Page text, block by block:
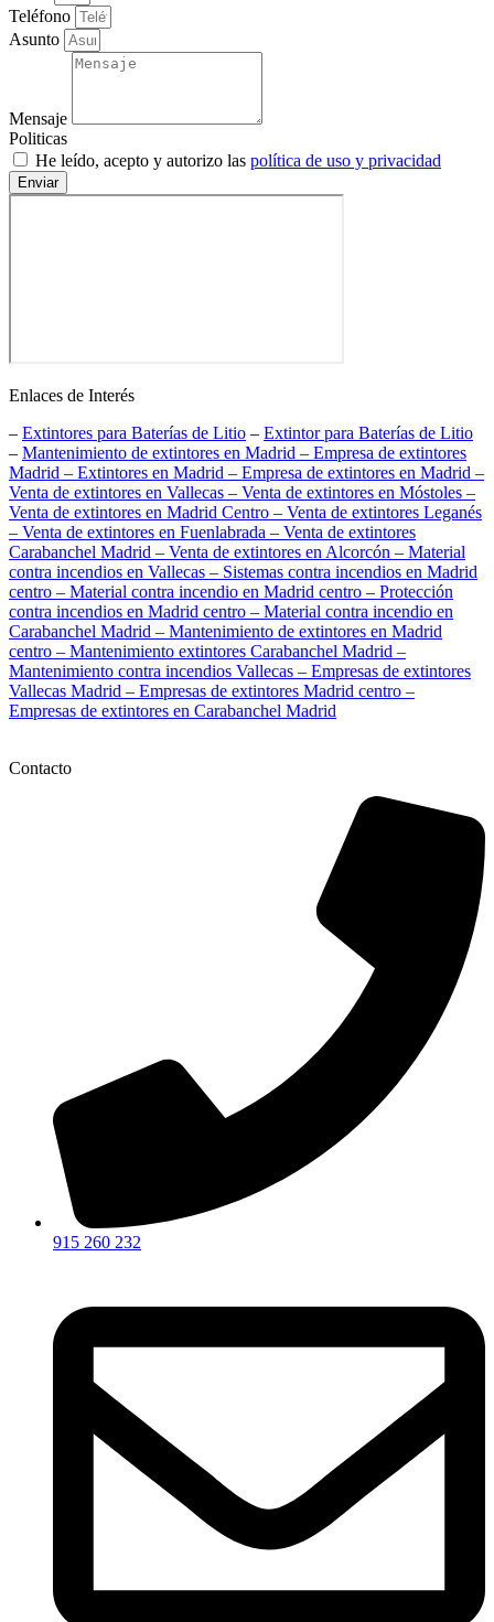
Teléfono
Asunto
Mensaje
Politicas
He leído, acepto y autorizo las política de uso y privacidad
Enviar
Enlaces de Interés
– Extintores para Baterías de Litio – Extintor para Baterías de Litio
– Mantenimiento de extintores en Madrid – Empresa de extintores
Madrid – Extintores en Madrid – Empresa de extintores en Madrid –
Venta de extintores en Vallecas – Venta de extintores en Móstoles –
Venta de extintores en Madrid Centro – Venta de extintores Leganés
– Venta de extintores en Fuenlabrada – Venta de extintores
Carabanchel Madrid – Venta de extintores en Alcorcón – Material
contra incendios en Vallecas – Sistemas contra incendios en Madrid
centro – Material contra incendio en Madrid centro – Protección
contra incendios en Madrid centro – Material contra incendio en
Carabanchel Madrid – Mantenimiento de extintores en Madrid
centro – Mantenimiento extintores Carabanchel Madrid –
Mantenimiento contra incendios Vallecas – Empresas de extintores
Vallecas Madrid – Empresas de extintores Madrid centro –
Empresas de extintores en Carabanchel Madrid
Contacto
915 260 232